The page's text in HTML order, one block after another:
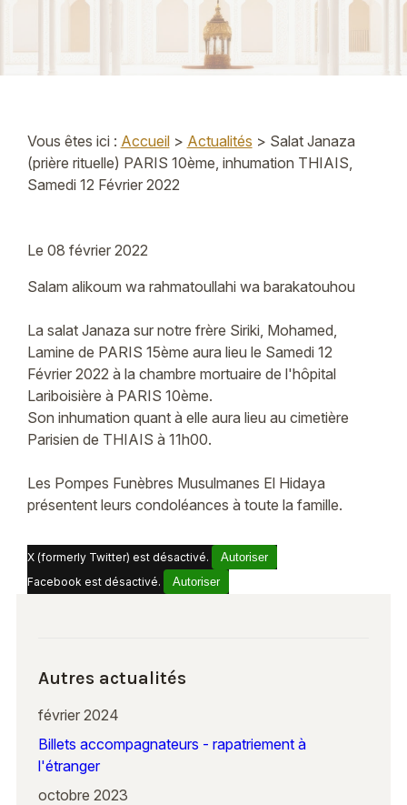
Vous êtes ici : Accueil> Actualités > Salat Janaza
(prière rituelle) PARIS 10ème, inhumation THIAIS,
Samedi 12 Février 2022
Le 08 février 2022
Salam alikoum wa rahmatoullahi wa barakatouhou
La salat Janaza sur notre frère Siriki, Mohamed,
Lamine de PARIS 15ème aura lieu le Samedi 12
Février 2022 à la chambre mortuaire de l'hôpital
Lariboisière à PARIS 10ème.
Son inhumation quant à elle aura lieu au cimetière
Parisien de THIAIS à 11h00.
Les Pompes Funèbres Musulmanes El Hidaya
présentent leurs condoléances à toute la famille.
X (formerly Twitter) est désactivé.
Autoriser
Facebook est désactivé.
Autoriser
Autres actualités
février 2024
Billets accompagnateurs - rapatriement à
l'étranger
octobre 2023